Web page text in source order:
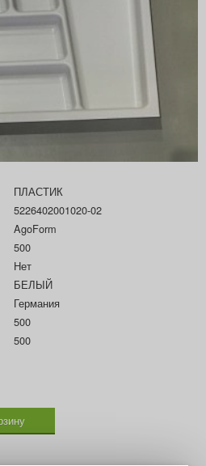
ПЛАСТИК
5226402001020-02
AgoForm
500
Нет
БЕЛЫЙ
Германия
500
500